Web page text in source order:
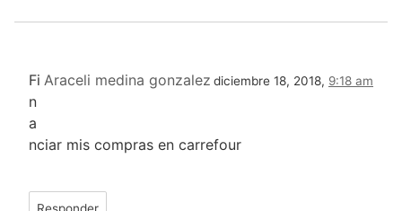
Araceli medina gonzalez diciembre 18, 2018, 9:18 am
Fi
n
a
nciar mis compras en carrefour